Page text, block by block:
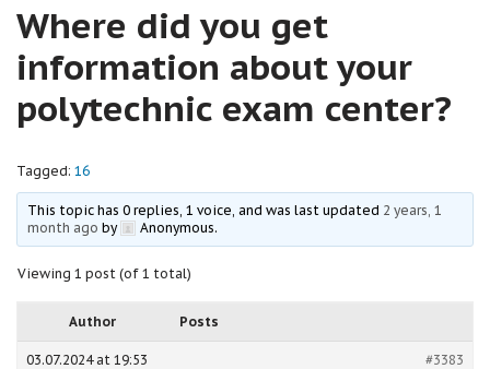
Where did you get
information about your
polytechnic exam center?
Tagged: 16
This topic has 0 replies, 1 voice, and was last updated 2 years, 1
month ago by Anonymous.
Viewing 1 post (of 1 total)
Author Posts
03.07.2024 at 19:53 #3383